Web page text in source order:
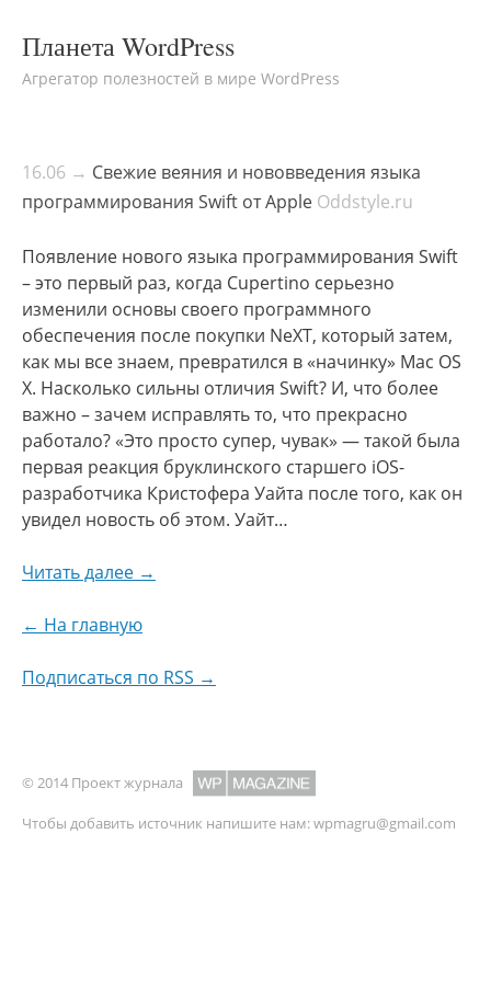
Планета WordPress
Агрегатор полезностей в мире WordPress
16.06 → Свежие веяния и нововведения языка
программирования Swift от Apple Oddstyle.ru
Появление нового языка программирования Swift
– это первый раз, когда Cupertino серьезно
изменили основы своего программного
обеспечения после покупки NeXT, который затем,
как мы все знаем, превратился в «начинку» Mac OS
X. Насколько сильны отличия Swift? И, что более
важно – зачем исправлять то, что прекрасно
работало? «Это просто супер, чувак» — такой была
первая реакция бруклинского старшего iOS-
разработчика Кристофера Уайта после того, как он
увидел новость об этом. Уайт…
Читать далее →
← На главную
Подписаться по RSS →
© 2014 Проект журнала
Чтобы добавить источник напишите нам:wpmagru@gmail.com